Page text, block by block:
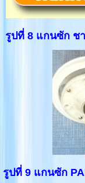
รูปที่ 8 แกนซัก ช
รูปที่ 9 แกนซัก